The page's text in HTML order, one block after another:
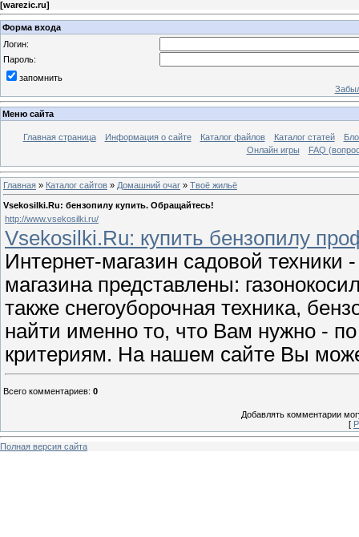
[warezic.ru]
Форма входа
Логин:
Пароль:
запомнить
Меню сайта
Главная страница Информация о сайте Каталог файлов Каталог статей
Онлайн игры
FAQ
Главная » Каталог сайтов » Домашний очаг » Твоё жильё
Vsekosilki.Ru: бензопилу купить. Обращайтесь!
http://www.vsekosilki.ru/
Vsekosilki.Ru: купить бензопилу
Интернет-магазин садовой
магазина представлены:
также снегоуборочная техника,
найти именно то, что Вам нужно -
критериям. На нашем сайте Вы
Всего комментариев: 0
Добавлять комментарии
[
Полная версия сайта